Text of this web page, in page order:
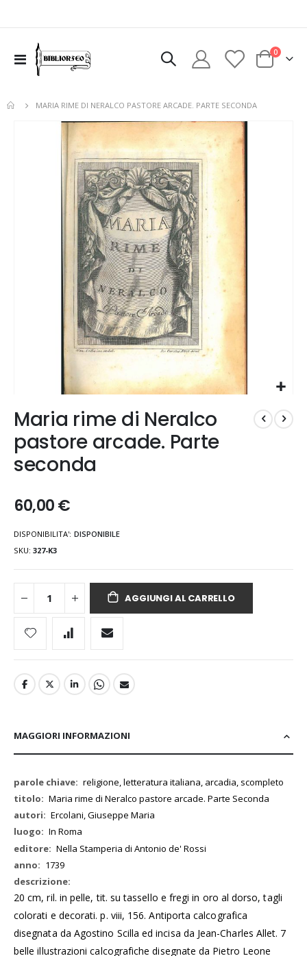
Toggle
Nav
Cart
0elementi
MARIA RIME DI NERALCO PASTORE ARCADE. PARTE SECONDA
all'inizio
della
galleria
di
immagini
Maria rime di Neralco
pastore arcade. Parte
seconda
60,00 €
DISPONIBILITA': DISPONIBILE
SKU 327-K3
AGGIUNGI AL CARRELLO
MAGGIORI INFORMAZIONI
Maggiori
Informazioni
religione, letteratura italiana, arcadia, scompleto
Maria rime di Neralco pastore arcade. Parte Seconda
Ercolani, Giuseppe Maria
In Roma
Nella Stamperia di Antonio de' Rossi
1739
20 cm, ril. in pelle, tit. su tassello e fregi in oro al dorso, tagli
colorati e decorati. p. viii, 156. Antiporta calcografica
disegnata da Agostino Scilla ed incisa da Jean-Charles Allet. 7
belle illustrazioni calcografiche disegnate da Pietro Leone